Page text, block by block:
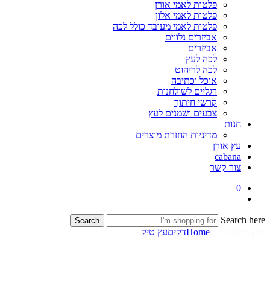
פלטות לאמי אורן
פלטות לאמי אלון
פלטות לאמי מעובד כולל לכה
אביזרים נלווים
אביזרים
לכה לעץ
לכה לריהוט
אוכל וכתיבה
רגליים לשולחנות
קרשי חיתוך
צבעים ושמנים לעץ
חנות
מדיניות החזרת מוצרים
עץ אורן
cabana
צור קשר
0
Search here
Search
Homeדקיםעץ טיק